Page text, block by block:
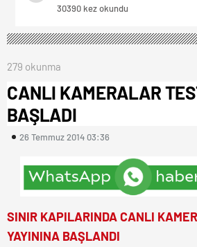
30390 kez okundu
279 okunma
CANLI KAMERALAR
BAŞLADI
26 Temmuz 2014 03:36
SINIR KAPILARINDA CANLI
YAYININA BAŞLANDI